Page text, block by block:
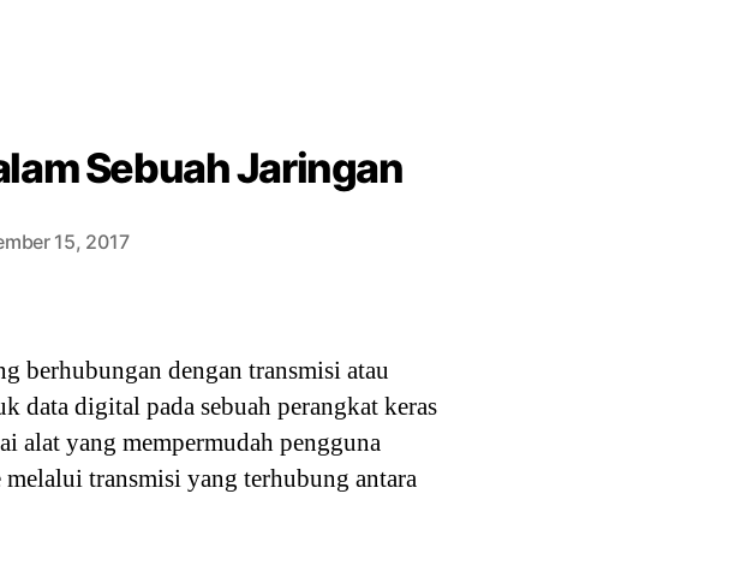
Sebuah Jaringan
15, 2017
berhubungan dengan transmisi atau
data digital pada sebuah perangkat keras
alat yang mempermudah pengguna
transmisi yang terhubung antara